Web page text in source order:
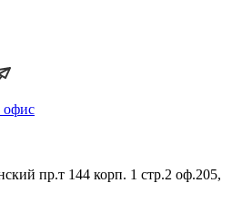
офис
пр.т 144 корп. 1 стр.2 оф.205,